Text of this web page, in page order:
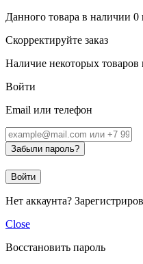
Данного товара в наличии 0
Скорректируйте заказ
Наличие некоторых товаров
Войти
Email или телефон
Забыли пароль?
Войти
Нет аккаунта?
Close
Восстановить пароль